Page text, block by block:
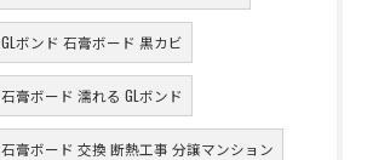
GLボンド 石膏ボード 黒カビ
石膏ボード 濡れる GLボンド
石膏ボード 交換 断熱工事 分譲マンション